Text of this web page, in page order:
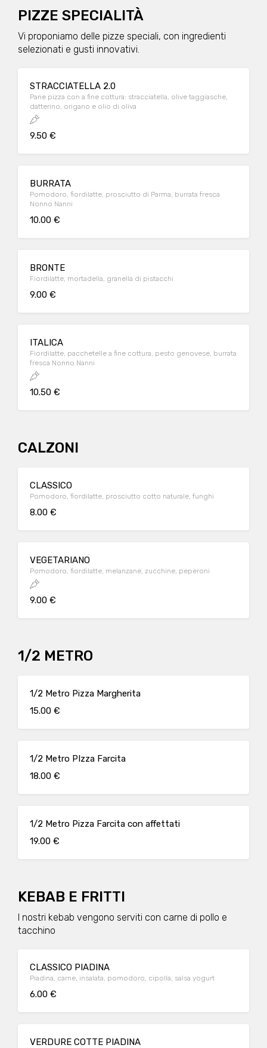
PIZZE SPECIALITÀ
Vi proponiamo delle pizze speciali, con ingredienti
selezionati e gusti innovativi.
STRACCIATELLA 2.0
Pane pizza con a fine cottura: stracciatella, olive taggiasche,
datterino, origano e olio di oliva
9.50 €
BURRATA
Pomodoro, fiordilatte, prosciutto di Parma, burrata fresca
Nonno Nanni
10.00 €
BRONTE
Fiordilatte, mortadella, granella di pistacchi
9.00 €
ITALICA
Fiordilatte, pacchetelle a fine cottura, pesto genovese, burrata
fresca Nonno Nanni
10.50 €
CALZONI
CLASSICO
Pomodoro, fiordilatte, prosciutto cotto naturale, funghi
8.00 €
VEGETARIANO
Pomodoro, fiordilatte, melanzane, zucchine, peperoni
9.00 €
1/2 METRO
1/2 Metro Pizza Margherita
15.00 €
1/2 Metro PIzza Farcita
18.00 €
1/2 Metro Pizza Farcita con affettati
19.00 €
KEBAB E FRITTI
I nostri kebab vengono serviti con carne di pollo e
tacchino
CLASSICO PIADINA
Piadina, carne, insalata, pomodoro, cipolla, salsa yogurt
6.00 €
VERDURE COTTE PIADINA